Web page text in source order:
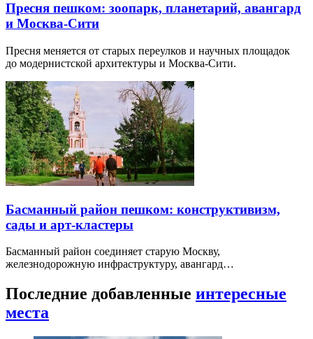
Пресня пешком: зоопарк, планетарий, авангард
и Москва-Сити
Пресня меняется от старых переулков и научных площадок
до модернистской архитектуры и Москва-Сити.
Басманный район пешком: конструктивизм,
сады и арт-кластеры
Басманный район соединяет старую Москву,
железнодорожную инфраструктуру, авангард…
Последние добавленные интересные
места